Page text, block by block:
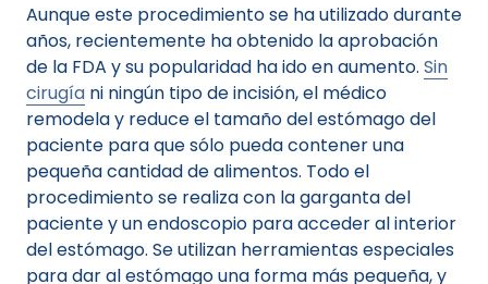
Aunque este procedimiento se ha utilizado durante
años, recientemente ha obtenido la aprobación
de la FDA y su popularidad ha ido en aumento. Sin
cirugía ni ningún tipo de incisión, el médico
remodela y reduce el tamaño del estómago del
paciente para que sólo pueda contener una
pequeña cantidad de alimentos. Todo el
procedimiento se realiza con la garganta del
paciente y un endoscopio para acceder al interior
del estómago. Se utilizan herramientas especiales
para dar al estómago una forma más pequeña, y